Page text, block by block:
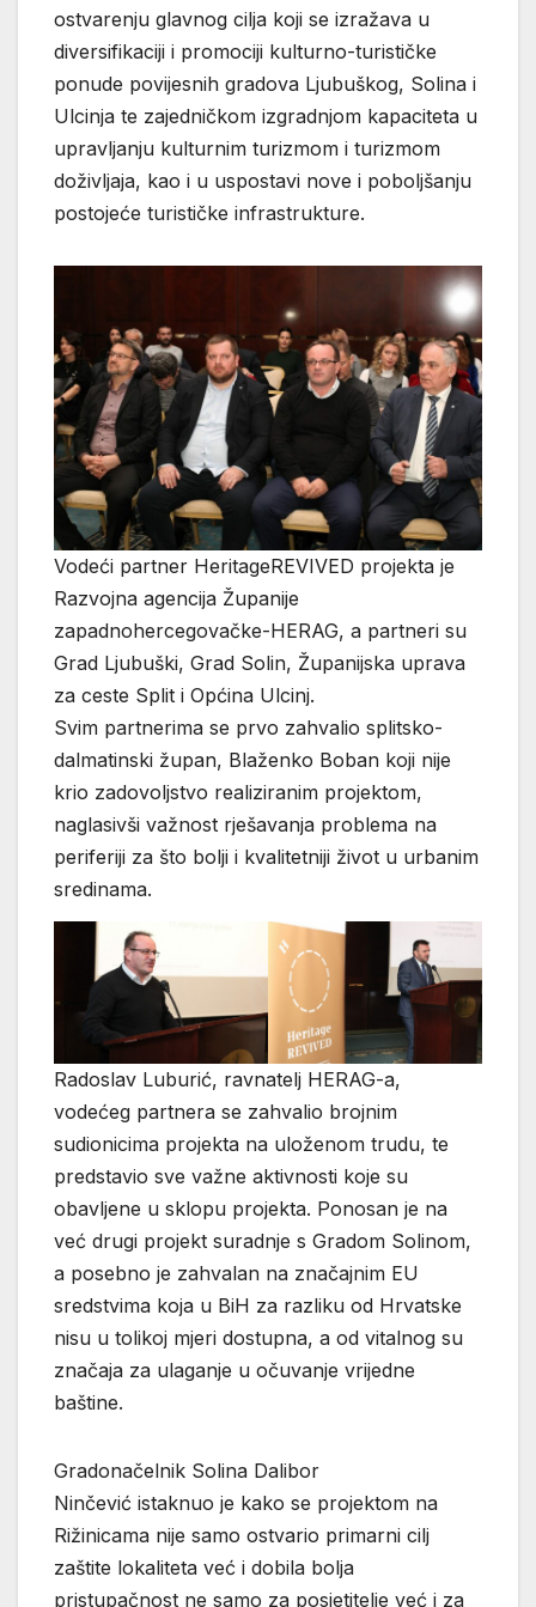
ostvarenju glavnog cilja koji se izražava u
diversifikaciji i promociji kulturno-turističke
ponude povijesnih gradova Ljubuškog, Solina i
Ulcinja te zajedničkom izgradnjom kapaciteta u
upravljanju kulturnim turizmom i turizmom
doživljaja, kao i u uspostavi nove i poboljšanju
postojeće turističke infrastrukture.
Vodeći partner HeritageREVIVED projekta je
Razvojna agencija Županije
zapadnohercegovačke-HERAG, a partneri su
Grad Ljubuški, Grad Solin, Županijska uprava
za ceste Split i Općina Ulcinj.
Svim partnerima se prvo zahvalio splitsko-
dalmatinski župan, Blaženko Boban koji nije
krio zadovoljstvo realiziranim projektom,
naglasivši važnost rješavanja problema na
periferiji za što bolji i kvalitetniji život u urbanim
sredinama.
Radoslav Luburić, ravnatelj HERAG-a,
vodećeg partnera se zahvalio brojnim
sudionicima projekta na uloženom trudu, te
predstavio sve važne aktivnosti koje su
obavljene u sklopu projekta. Ponosan je na
već drugi projekt suradnje s Gradom Solinom,
a posebno je zahvalan na značajnim EU
sredstvima koja u BiH za razliku od Hrvatske
nisu u tolikoj mjeri dostupna, a od vitalnog su
značaja za ulaganje u očuvanje vrijedne
baštine.
Gradonačelnik Solina Dalibor
Ninčević istaknuo je kako se projektom na
Rižinicama nije samo ostvario primarni cilj
zaštite lokaliteta već i dobila bolja
pristupačnost ne samo za posjetitelje već i za